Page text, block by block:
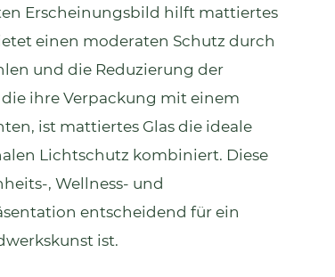
Erscheinungsbild hilft mattiertes
einen moderaten Schutz durch
und die Reduzierung der
ihre Verpackung mit einem
ist mattiertes Glas die ideale
Lichtschutz kombiniert. Diese
, Wellness- und
entscheidend für ein
ist.